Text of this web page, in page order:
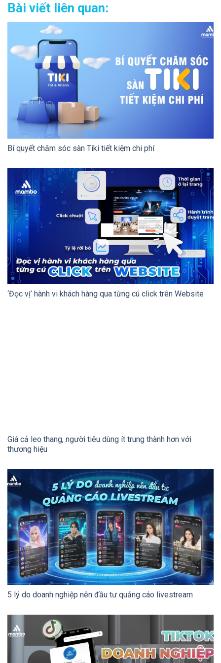
Bài viết liên quan:
Bí quyết chăm sóc sàn Tiki tiết kiệm chi phí
‘Đọc vị’ hành vi khách hàng qua từng cú click trên Website
Giá cả leo thang, người tiêu dùng ít trung thành hơn với
thương hiệu
5 lý do doanh nghiệp nên đầu tư quảng cáo livestream